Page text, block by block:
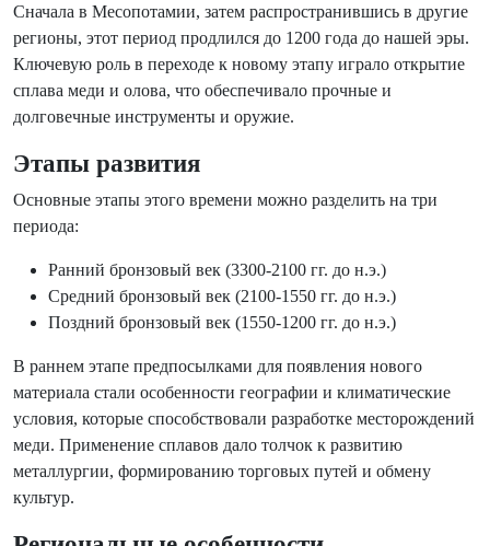
Сначала в Месопотамии, затем распространившись в другие
регионы, этот период продлился до 1200 года до нашей эры.
Ключевую роль в переходе к новому этапу играло открытие
сплава меди и олова, что обеспечивало прочные и
долговечные инструменты и оружие.
Этапы развития
Основные этапы этого времени можно разделить на три
периода:
Ранний бронзовый век (3300-2100 гг. до н.э.)
Средний бронзовый век (2100-1550 гг. до н.э.)
Поздний бронзовый век (1550-1200 гг. до н.э.)
В раннем этапе предпосылками для появления нового
материала стали особенности географии и климатические
условия, которые способствовали разработке месторождений
меди. Применение сплавов дало толчок к развитию
металлургии, формированию торговых путей и обмену
культур.